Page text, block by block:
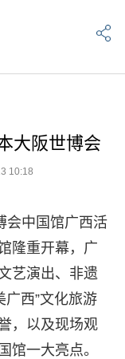
大阪世博会
10:18
会中国馆广西活
隆重开幕，广
艺演出、非遗
广西”文化旅游
，以及现场观
馆一大亮点。